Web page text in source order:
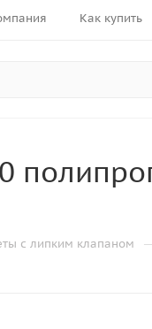
Как купить
с липким клапаном —